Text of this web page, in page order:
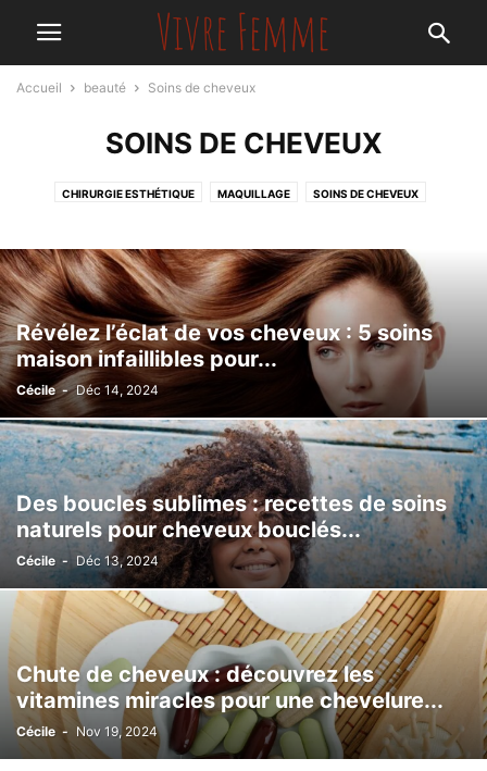
Accueil beauté Soins de cheveux
SOINS DE CHEVEUX
CHIRURGIE ESTHÉTIQUE MAQUILLAGE SOINS DE CHEVEUX
Révélez l’éclat de vos cheveux : 5 soins
maison infaillibles pour...
Cécile - Déc 14, 2024
Des boucles sublimes : recettes de soins
naturels pour cheveux bouclés...
Cécile - Déc 13, 2024
Chute de cheveux : découvrez les
vitamines miracles pour une chevelure...
Cécile - Nov 19, 2024